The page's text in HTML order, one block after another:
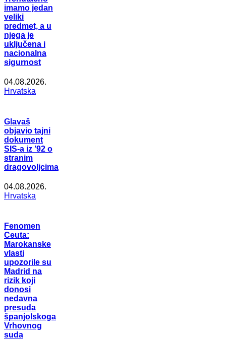
imamo jedan
veliki
predmet, a u
njega je
uključena i
nacionalna
sigurnost
04.08.2026.
Hrvatska
Glavaš
objavio tajni
dokument
SIS-a iz ’92 o
stranim
dragovoljcima
04.08.2026.
Hrvatska
Fenomen
Ceuta:
Marokanske
vlasti
upozorile su
Madrid na
rizik koji
donosi
nedavna
presuda
španjolskoga
Vrhovnog
suda